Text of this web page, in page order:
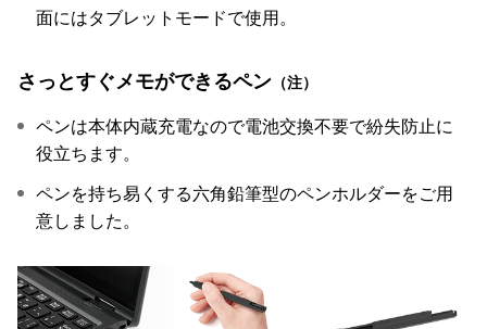
面にはタブレットモードで使用。
さっとすぐメモができるペン （注）
ペンは本体内蔵充電なので電池交換不要で紛失防止に
役立ちます。
ペンを持ち易くする六角鉛筆型のペンホルダーをご用
意しました。